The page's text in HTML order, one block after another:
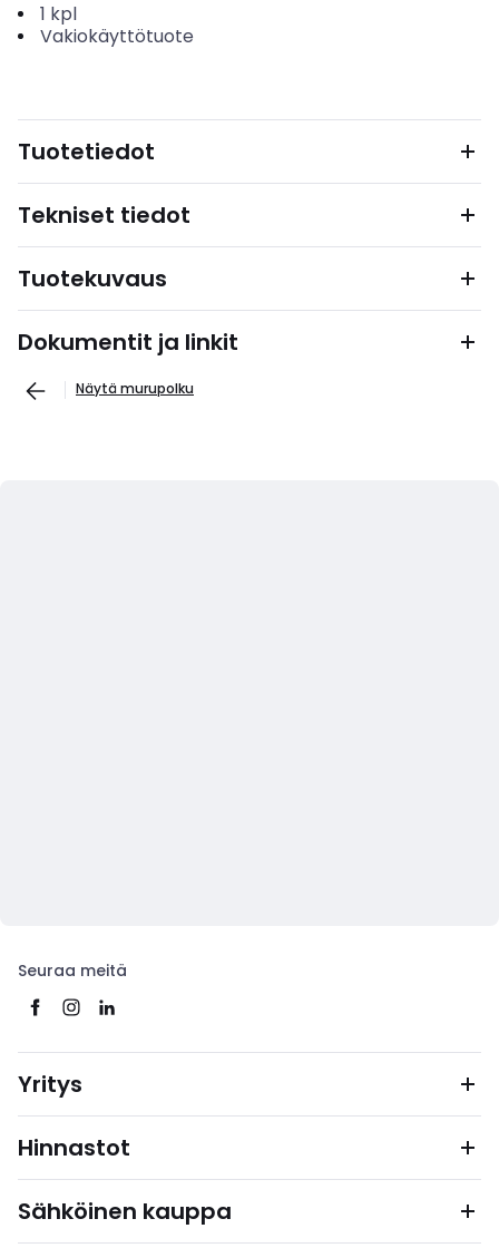
1 kpl
Vakiokäyttötuote
Tuotetiedot
Tekniset tiedot
Tuotekuvaus
Dokumentit ja linkit
Näytä murupolku
Seuraa meitä
Yritys
Hinnastot
Sähköinen kauppa